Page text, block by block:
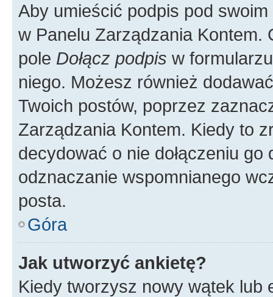
Aby umieścić podpis pod
w Panelu Zarządzania
pole Dołącz podpis w
niego. Możesz również
Twoich postów, poprzez
Zarządzania Kontem. Kiedy to
decydować o nie dołączeniu
odznaczanie wspomnianego
posta.
Góra
Jak utworzyć ankietę?
Kiedy tworzysz nowy wątek lub